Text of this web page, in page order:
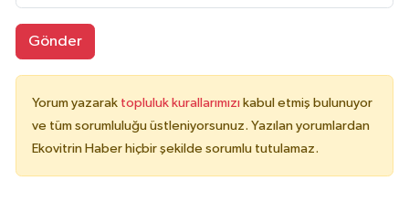
Gönder
Yorum yazarak topluluk kurallarımızı kabul etmiş bulunuyor
ve tüm sorumluluğu üstleniyorsunuz. Yazılan yorumlardan
Ekovitrin Haber hiçbir şekilde sorumlu tutulamaz.